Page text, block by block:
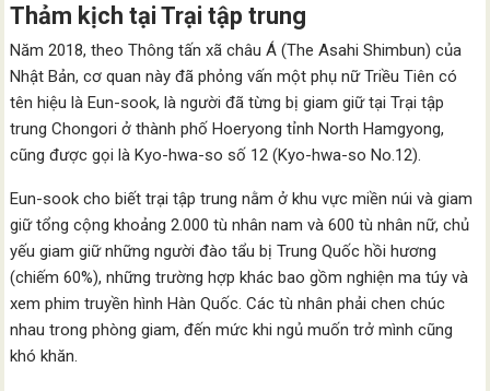
Thảm kịch tại Trại tập trung
Năm 2018, theo Thông tấn xã châu Á (The Asahi Shimbun) của
Nhật Bản, cơ quan này đã phỏng vấn một phụ nữ Triều Tiên có
tên hiệu là Eun-sook, là người đã từng bị giam giữ tại Trại tập
trung Chongori ở thành phố Hoeryong tỉnh North Hamgyong,
cũng được gọi là Kyo-hwa-so số 12 (Kyo-hwa-so No.12).
Eun-sook cho biết trại tập trung nằm ở khu vực miền núi và giam
giữ tổng cộng khoảng 2.000 tù nhân nam và 600 tù nhân nữ, chủ
yếu giam giữ những người đào tẩu bị Trung Quốc hồi hương
(chiếm 60%), những trường hợp khác bao gồm nghiện ma túy và
xem phim truyền hình Hàn Quốc. Các tù nhân phải chen chúc
nhau trong phòng giam, đến mức khi ngủ muốn trở mình cũng
khó khăn.